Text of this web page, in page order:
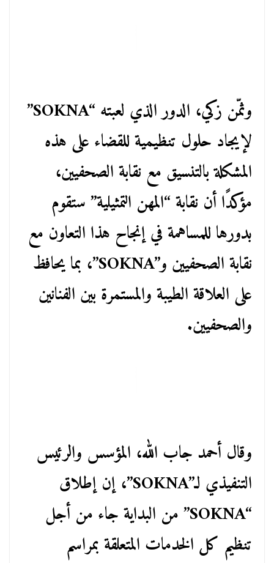
وثمّن زكي، الدور الذي لعبته “SOKNA”
لإيجاد حلول تنظيمية للقضاء على هذه
المشكلة بالتنسيق مع نقابة الصحفيين،
مؤكدًا أن نقابة “المهن التمثيلية” ستقوم
بدورها للمساهمة في إنجاح هذا التعاون مع
نقابة الصحفيين و”SOKNA”، بما يحافظ
على العلاقة الطيبة والمستمرة بين الفنانين
والصحفيين.
وقال أحمد جاب الله، المؤسس والرئيس
التنفيذي لـ”SOKNA”، إن إطلاق
“SOKNA” من البداية جاء من أجل
تنظيم كل الخدمات المتعلقة بمراسم